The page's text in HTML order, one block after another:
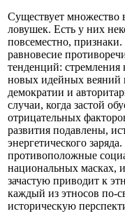
Существует множество
ловушек. Есть у них
повсеместно,
равновесие
тенденций: стремления
новых идейных веяний
демократии и
случаи, когда застой
отрицательных
развития подавлены,
энергетического
противоположные
национальных масках,
зачастую приводит к
каждый из этносов по-
историческую